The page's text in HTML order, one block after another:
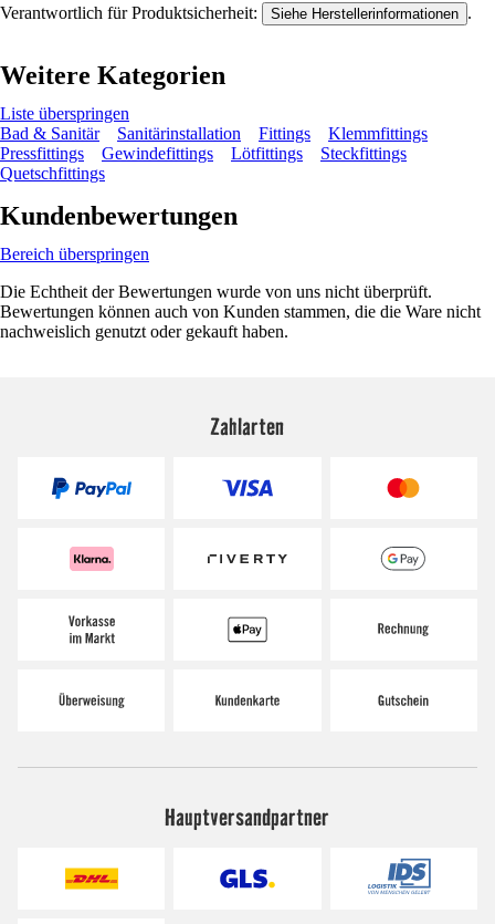
Verantwortlich für Produktsicherheit: Siehe Herstellerinformationen .
Weitere Kategorien
Liste überspringen
Bad & Sanitär
Sanitärinstallation Fittings
Klemmfittings
Pressfittings
Gewindefittings Lötfittings
Steckfittings
Quetschfittings
Kundenbewertungen
Bereich überspringen
Die Echtheit der Bewertungen wurde von uns nicht überprüft.
Bewertungen können auch von Kunden stammen, die die Ware nicht
nachweislich genutzt oder gekauft haben.
Zahlarten
Hauptversandpartner